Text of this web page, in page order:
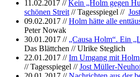
11.02.2017 //Kein „Holm gegen
schönen Streit// Tagesspiegel //
09.02.2017 //Holm hätte alle
Peter Nowak
30.01.2017 // „Causa Holm“. Ein
Das Blättchen // Ulrike Steglich
22.01.2017 //Im Umgang mit
// Tagesspiegel //Jost Müller-